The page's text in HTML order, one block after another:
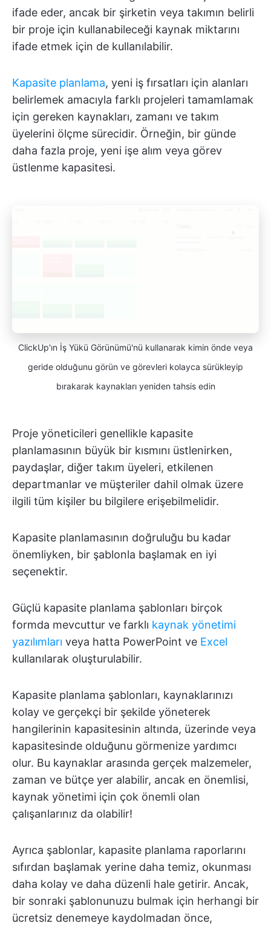
ifade eder, ancak bir şirketin veya takımın belirli
bir proje için kullanabileceği kaynak miktarını
ifade etmek için de kullanılabilir.
Kapasite planlama, yeni iş fırsatları için alanları
belirlemek amacıyla farklı projeleri tamamlamak
için gereken kaynakları, zamanı ve takım
üyelerini ölçme sürecidir. Örneğin, bir günde
daha fazla proje, yeni işe alım veya görev
üstlenme kapasitesi.
ClickUp'ın İş Yükü Görünümü'nü kullanarak kimin önde veya
geride olduğunu görün ve görevleri kolayca sürükleyip
bırakarak kaynakları yeniden tahsis edin
Proje yöneticileri genellikle kapasite
planlamasının büyük bir kısmını üstlenirken,
paydaşlar, diğer takım üyeleri, etkilenen
departmanlar ve müşteriler dahil olmak üzere
ilgili tüm kişiler bu bilgilere erişebilmelidir.
Kapasite planlamasının doğruluğu bu kadar
önemliyken, bir şablonla başlamak en iyi
seçenektir.
Güçlü kapasite planlama şablonları birçok
formda mevcuttur ve farklı kaynak yönetimi
yazılımları veya hatta PowerPoint ve Excel
kullanılarak oluşturulabilir.
Kapasite planlama şablonları, kaynaklarınızı
kolay ve gerçekçi bir şekilde yöneterek
hangilerinin kapasitesinin altında, üzerinde veya
kapasitesinde olduğunu görmenize yardımcı
olur. Bu kaynaklar arasında gerçek malzemeler,
zaman ve bütçe yer alabilir, ancak en önemlisi,
kaynak yönetimi için çok önemli olan
çalışanlarınız da olabilir!
Ayrıca şablonlar, kapasite planlama raporlarını
sıfırdan başlamak yerine daha temiz, okunması
daha kolay ve daha düzenli hale getirir. Ancak,
bir sonraki şablonunuzu bulmak için herhangi bir
ücretsiz denemeye kaydolmadan önce,